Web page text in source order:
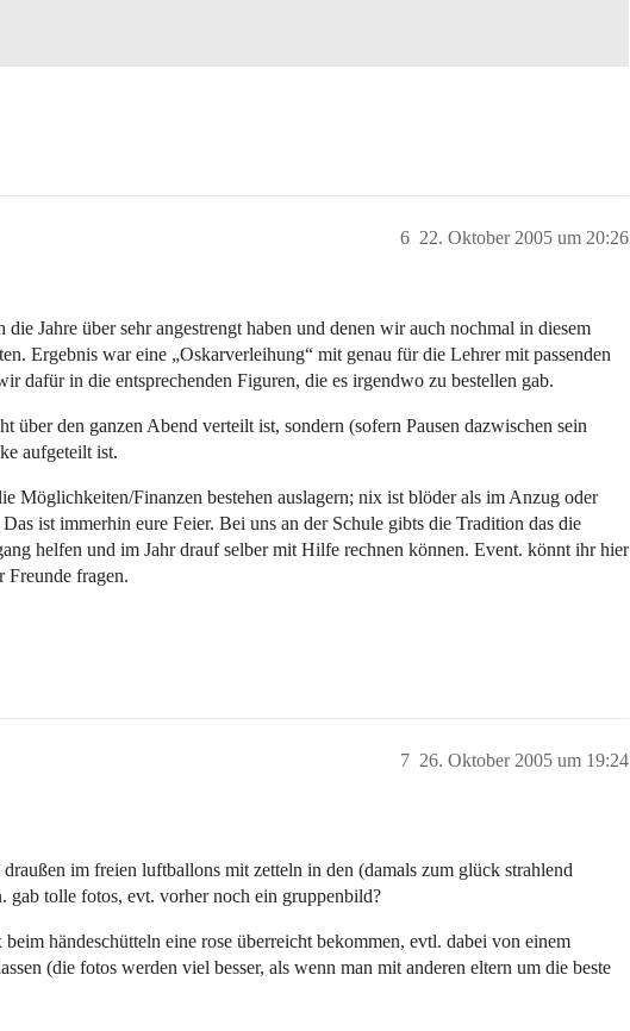
22. Oktober 2005 um 20:26
6
Jahre über sehr angestrengt haben und denen wir auch nochmal in diesem
Ergebnis war eine „Oskarverleihung“ mit genau für die Lehrer mit passenden
dafür in die entsprechenden Figuren, die es irgendwo zu bestellen gab.
über den ganzen Abend verteilt ist, sondern (sofern Pausen dazwischen sein
aufgeteilt ist.
Möglichkeiten/Finanzen bestehen auslagern; nix ist blöder als im Anzug oder
ist immerhin eure Feier. Bei uns an der Schule gibts die Tradition das die
helfen und im Jahr drauf selber mit Hilfe rechnen können. Event. könnt ihr hier
Freunde fragen.
26. Oktober 2005 um 19:24
7
im freien luftballons mit zetteln in den (damals zum glück strahlend
gab tolle fotos, evt. vorher noch ein gruppenbild?
händeschütteln eine rose überreicht bekommen, evtl. dabei von einem
(die fotos werden viel besser, als wenn man mit anderen eltern um die beste